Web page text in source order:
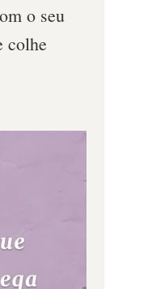
o seu
colhe